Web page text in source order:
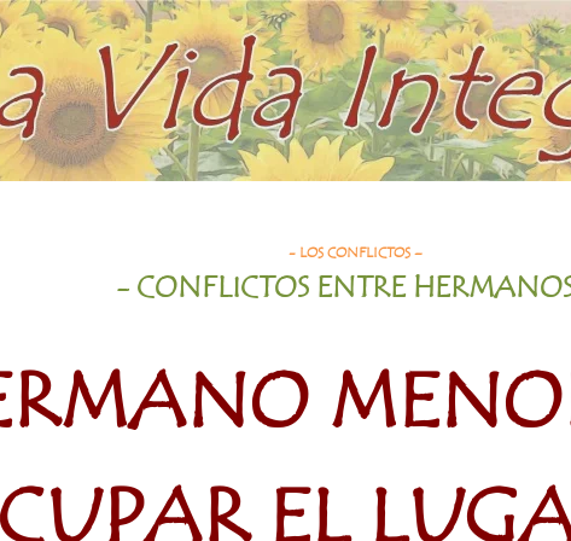
- LOS CONFLICTOS –
- CONFLICTOS ENTRE
EL